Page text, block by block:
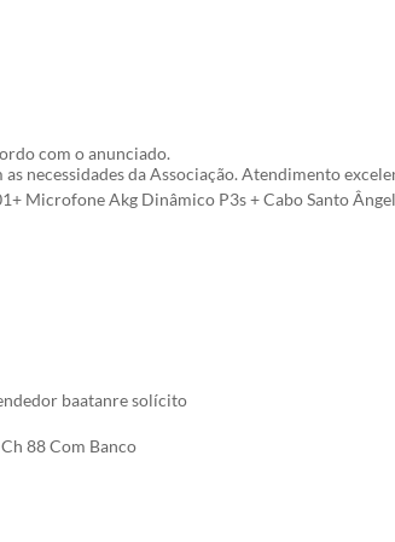
com o anunciado.
necessidades da Associação. Atendimento
Microfone Akg Dinâmico P3s + Cabo Santo
baatanre solícito
88 Com Banco